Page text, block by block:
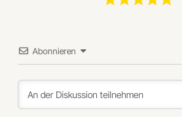
Abonnieren